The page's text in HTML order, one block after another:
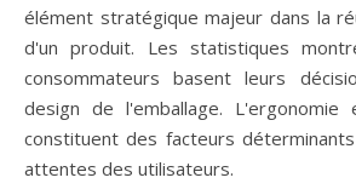
élément stratégique majeur dans la
d'un produit. Les statistiques
consommateurs basent leurs
design de l'emballage. L'ergonomie
constituent des facteurs
attentes des utilisateurs.